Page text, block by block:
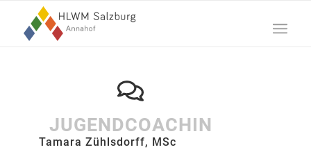
JUGENDCOACHIN
Tamara Zühlsdorff, MSc